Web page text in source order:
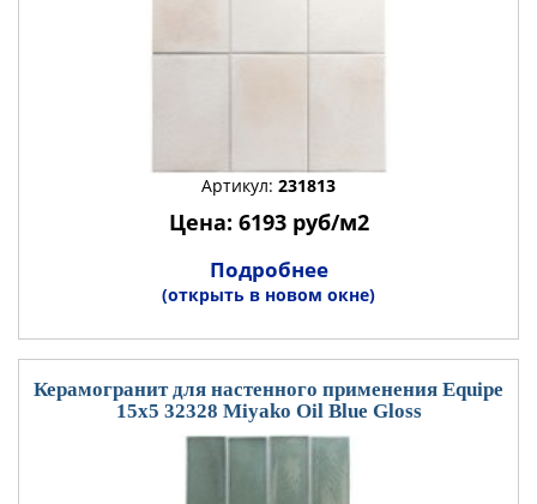
Артикул: 231813
Цена: 6193 руб/м2
Подробнее
(открыть в новом окне)
Керамогранит для настенного применения Equipe
15x5 32328 Miyako Oil Blue Gloss